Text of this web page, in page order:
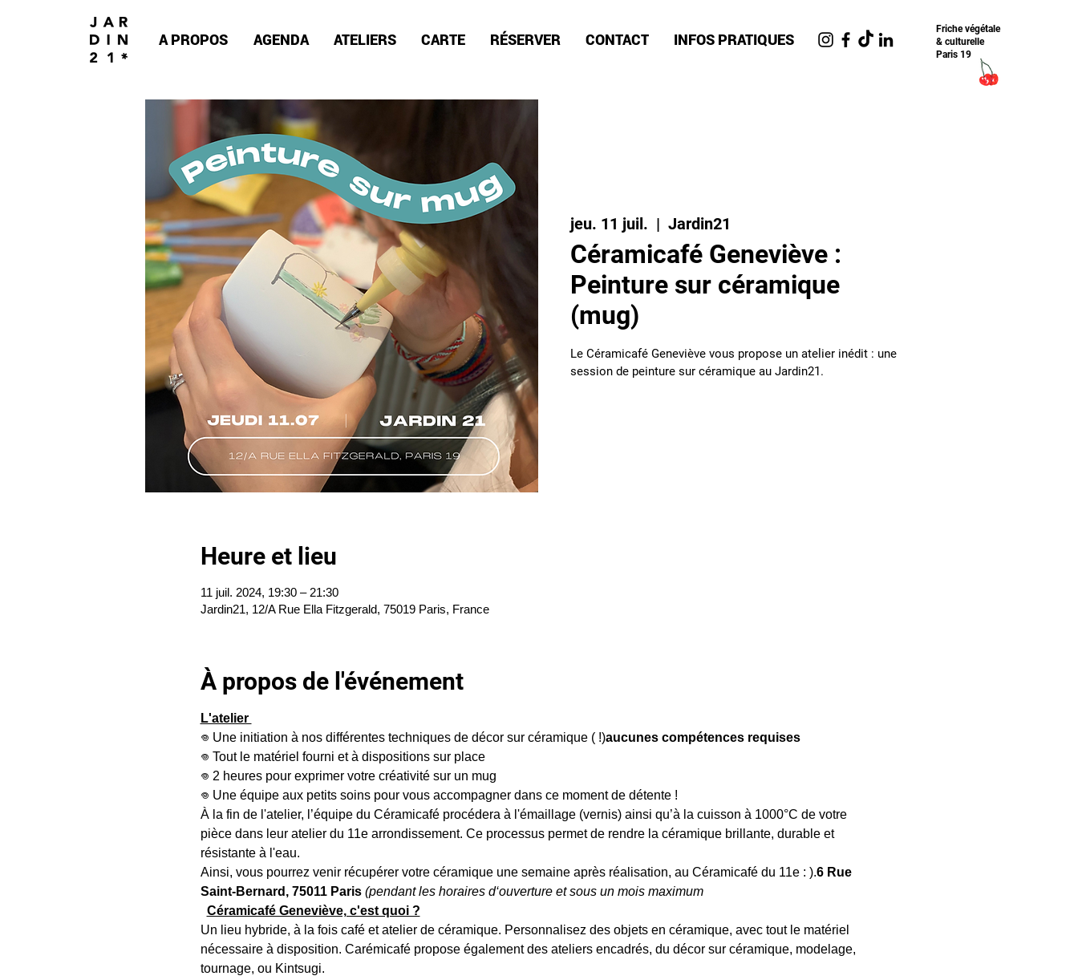
A PROPOS AGENDA ATELIERS CARTE RÉSERVER CONTACT INFOS PRATIQUES
Friche​ végétale
& culturelle
Paris 19
jeu. 11 juil.
  |
Jardin21
Céramicafé Geneviève :
Peinture sur céramique
(mug)
Le Céramicafé Geneviève vous propose un atelier inédit : une
Heure et lieu
11 juil. 2024, 19:30 – 21:30
Jardin21, 12/A Rue Ella Fitzgerald, 75019 Paris, France
À propos de l'événement
L'atelier
𖦹 Une initiation à nos différentes techniques de décor sur céramique ( !)aucunes compétences requises
𖦹 Tout le matériel fourni et à dispositions sur place
𖦹 2 heures pour exprimer votre créativité sur un mug
𖦹 Une équipe aux petits soins pour vous accompagner dans ce moment de détente !
À la fin de l'atelier, l’équipe du Céramicafé procédera à l'émaillage (vernis) ainsi qu’à la cuisson à 1000°C de votre
pièce dans leur atelier du 11e arrondissement. Ce processus permet de rendre la céramique brillante, durable et
résistante à l'eau.
Ainsi, vous pourrez venir récupérer votre céramique une semaine après réalisation, au Céramicafé du 11e : ).6 Rue
Saint-Bernard, 75011 Paris (pendant les horaires d‘ouverture et sous un mois maximum
Céramicafé Geneviève, c'est quoi ?
Un lieu hybride, à la fois café et atelier de céramique. Personnalisez des objets en céramique, avec tout le matériel
nécessaire à disposition. Carémicafé propose également des ateliers encadrés, du décor sur céramique, modelage,
tournage, ou Kintsugi.